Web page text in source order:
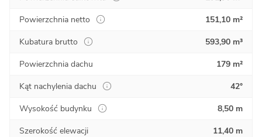
Powierzchnia netto
151,10 m²
Kubatura brutto
593,90 m³
Powierzchnia dachu
179 m²
Kąt nachylenia dachu
42°
Wysokość budynku
8,50 m
Szerokość elewacji
11,40 m